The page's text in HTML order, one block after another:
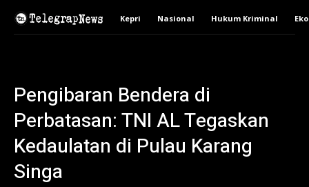
Kepri Nasional Hukum Kriminal
Pengibaran Bendera di
Perbatasan: TNI AL Tegaskan
Kedaulatan di Pulau Karang
Singa